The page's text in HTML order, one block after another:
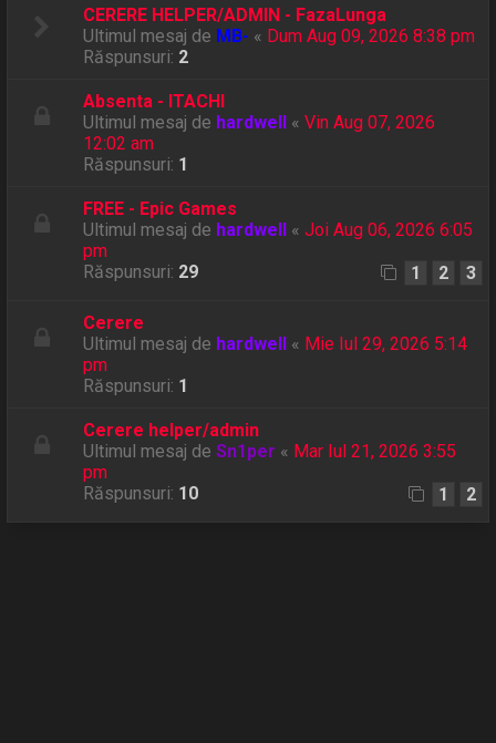
CERERE HELPER/ADMIN - FazaLunga
Ultimul mesaj de MB- « Dum Aug 09, 2026 8:38 pm
Răspunsuri: 2
Absenta - ITACHI
Ultimul mesaj de hardwell «Vin Aug 07, 2026
12:02 am
Răspunsuri: 1
FREE - Epic Games
Ultimul mesaj de hardwell «Joi Aug 06, 2026 6:05
pm
Răspunsuri: 29 1 2 3
Cerere
Ultimul mesaj de hardwell « Mie Iul 29, 2026 5:14
pm
Răspunsuri: 1
Cerere helper/admin
Ultimul mesaj deSn1per « Mar Iul 21, 2026 3:55
pm
Răspunsuri: 10 1 2